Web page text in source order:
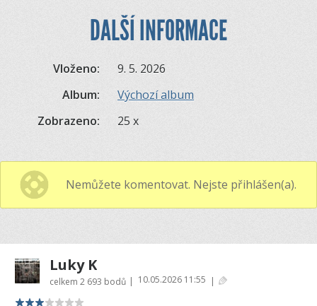
DALŠÍ INFORMACE
Vloženo:
9. 5. 2026
Album:
Výchozí album
Zobrazeno:
25 x
Nemůžete komentovat. Nejste přihlášen(a).
Luky K
celkem 2 693 bodů | 10.05.2026 11:55 |